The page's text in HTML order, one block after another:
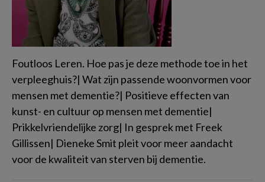
Foutloos Leren. Hoe pas je deze methode toe in het
verpleeghuis?| Wat zijn passende woonvormen voor
mensen met dementie?| Positieve effecten van
kunst- en cultuur op mensen met dementie|
Prikkelvriendelijke zorg| In gesprek met Freek
Gillissen| Dieneke Smit pleit voor meer aandacht
voor de kwaliteit van sterven bij dementie.